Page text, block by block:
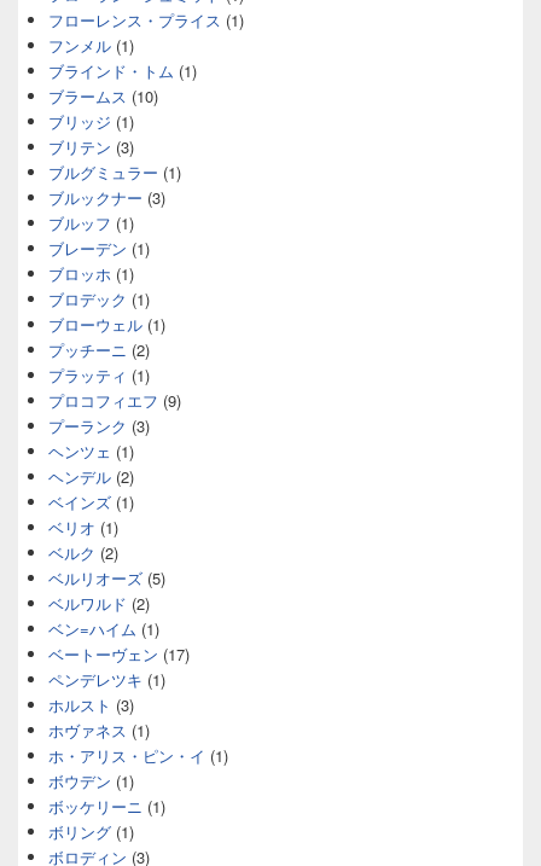
フローレンス・プライス (1)
フンメル (1)
ブラインド・トム (1)
ブラームス (10)
ブリッジ (1)
ブリテン (3)
ブルグミュラー (1)
ブルックナー (3)
ブルッフ (1)
ブレーデン (1)
ブロッホ (1)
ブロデック (1)
ブローウェル (1)
プッチーニ (2)
プラッティ (1)
プロコフィエフ (9)
プーランク (3)
ヘンツェ (1)
ヘンデル (2)
ベインズ (1)
ベリオ (1)
ベルク (2)
ベルリオーズ (5)
ベルワルド (2)
ベン=ハイム (1)
ベートーヴェン (17)
ペンデレツキ (1)
ホルスト (3)
ホヴァネス (1)
ホ・アリス・ピン・イ (1)
ボウデン (1)
ボッケリーニ (1)
ボリング (1)
ボロディン (3)